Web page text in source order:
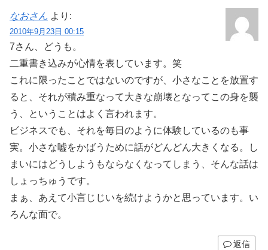
なおさん より:
2010年9月23日 00:15
7さん、どうも。
二重書き込みが心情を表しています。笑
これに限ったことではないのですが、小さなことを放置す
ると、それが積み重なって大きな崩壊となってこの身を襲
う、ということはよく言われます。
ビジネスでも、それを毎日のように体験しているのも事
実。小さな嘘をかばうために話がどんどん大きくなる。し
まいにはどうしようもならなくなってしまう、そんな話は
しょっちゅうです。
まぁ、あえて小言じじいを続けようかと思っています。い
ろんな面で。
返信